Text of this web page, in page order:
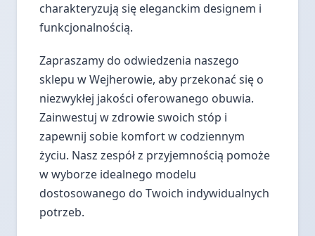
charakteryzują się eleganckim designem i
funkcjonalnością.
Zapraszamy do odwiedzenia naszego
sklepu w Wejherowie, aby przekonać się o
niezwykłej jakości oferowanego obuwia.
Zainwestuj w zdrowie swoich stóp i
zapewnij sobie komfort w codziennym
życiu. Nasz zespół z przyjemnością pomoże
w wyborze idealnego modelu
dostosowanego do Twoich indywidualnych
potrzeb.